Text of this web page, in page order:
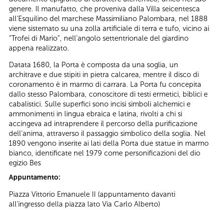
genere. Il manufatto, che proveniva dalla Villa seicentesca
all’Esquilino del marchese Massimiliano Palombara, nel 1888
viene sistemato su una zolla artificiale di terra e tufo, vicino ai
“Trofei di Mario”, nell’angolo settentrionale del giardino
appena realizzato.
Datata 1680, la Porta è composta da una soglia, un
architrave e due stipiti in pietra calcarea, mentre il disco di
coronamento è in marmo di carrara. La Porta fu concepita
dallo stesso Palombara, conoscitore di testi ermetici, biblici e
cabalistici. Sulle superfici sono incisi simboli alchemici e
ammonimenti in lingua ebraica e latina, rivolti a chi si
accingeva ad intraprendere il percorso della purificazione
dell’anima, attraverso il passaggio simbolico della soglia. Nel
1890 vengono inserite ai lati della Porta due statue in marmo
bianco, identificate nel 1979 come personificazioni del dio
egizio Bes
Appuntamento:
Piazza Vittorio Emanuele II (appuntamento davanti
all’ingresso della piazza lato Via Carlo Alberto)